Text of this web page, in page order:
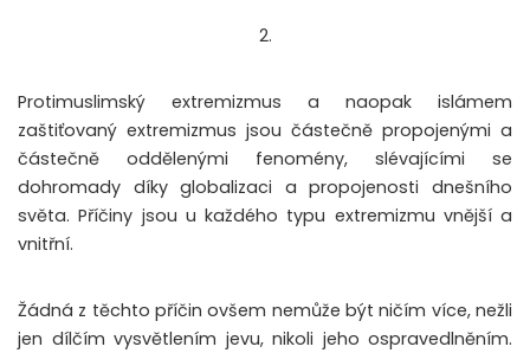
2.
Protimuslimský extremizmus a naopak islámem
zaštiťovaný extremizmus jsou částečně propojenými a
částečně oddělenými fenomény, slévajícími se
dohromady díky globalizaci a propojenosti dnešního
světa. Příčiny jsou u každého typu extremizmu vnější a
vnitřní.
Žádná z těchto příčin ovšem nemůže být ničím více, nežli
jen dílčím vysvětlením jevu, nikoli jeho ospravedlněním.